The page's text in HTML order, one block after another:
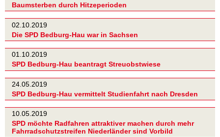
Baumsterben durch Hitzeperioden
02.10.2019
Die SPD Bedburg-Hau war in Sachsen
01.10.2019
SPD Bedburg-Hau beantragt Streuobstwiese
24.05.2019
SPD Bedburg-Hau vermittelt Studienfahrt nach Dresden
10.05.2019
SPD möchte Radfahren attraktiver machen durch mehr
Fahrradschutzstreifen Niederländer sind Vorbild